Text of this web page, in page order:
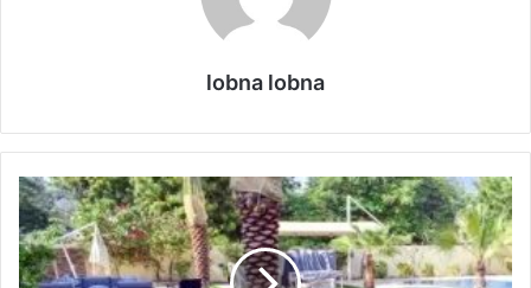
lobna lobna